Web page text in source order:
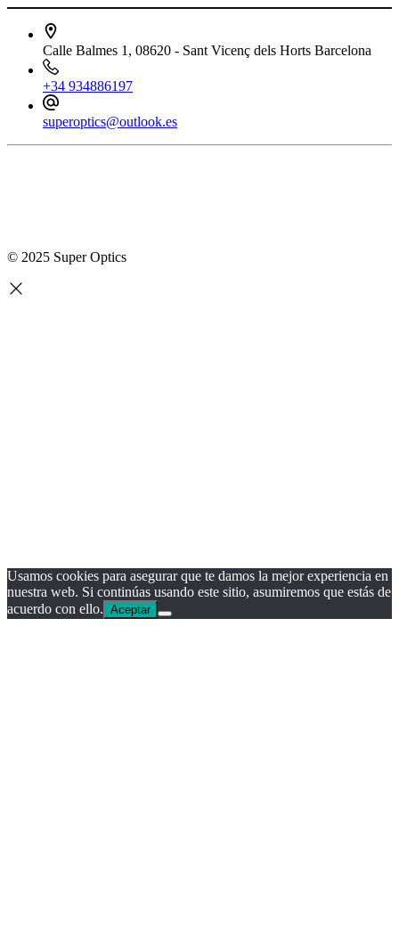
Calle Balmes 1, 08620 - Sant Vicenç dels Horts Barcelona
+34 934886197
superoptics@outlook.es
© 2025 Super Optics
Usamos cookies para asegurar que te damos la mejor experiencia en
nuestra web. Si continúas usando este sitio, asumiremos que estás de
acuerdo con ello. Aceptar